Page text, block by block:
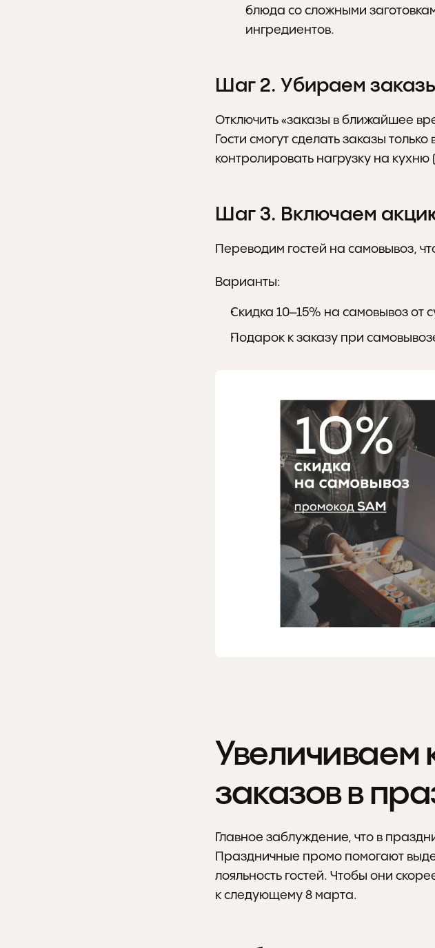
блюда со сложными
ингредиентов.
Шаг 2. Убираем
Отключить «заказы в ближайшее
Гости смогут сделать заказы
контролировать нагрузку на
Шаг 3. Включаем
Переводим гостей на самовывоз,
Варианты:
Скидка 10–15% на самовывоз от
Подарок к заказу при
Увеличиваем
заказов в
Главное заблуждение, что в
Праздничные промо помогают
лояльность гостей. Чтобы они
к следующему 8 марта.